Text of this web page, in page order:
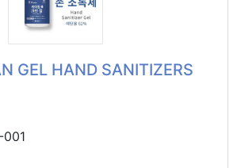
不可低於$99
送乾洗的羽絨外套、羊毛大衣、和
來了❗️❗️
元乾洗，也不用提心吊膽穿上新衣
GEL HAND SANITIZERS
001